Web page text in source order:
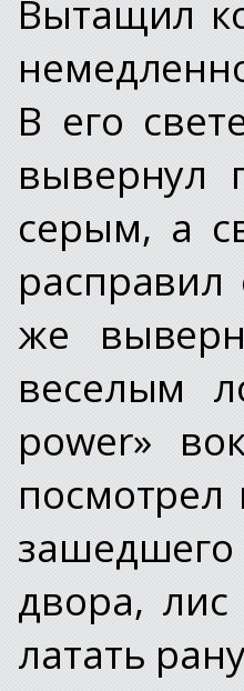
Вытащил
В его
вывернул
серым, а
же
веселым
power»
посмотрел
двора,
латать